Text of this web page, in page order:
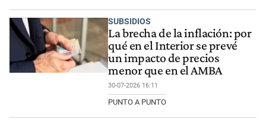
SUBSIDIOS
La brecha de la inflación: por
qué en el Interior se prevé
un impacto de precios
menor que en el AMBA
30-07-2026 16:11
PUNTO A PUNTO